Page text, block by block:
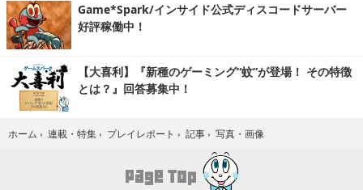
Game*Spark/インサイド公式ディスコードサーバー
好評稼働中！
【大喜利】『新種のゲーミング“蚊”が登場！ その特徴
とは？』回答募集中！
ホーム › 連載・特集 › プレイレポート › 記事 › 写真・画像